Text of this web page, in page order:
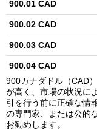
900.01 CAD
900.02 CAD
900.03 CAD
900.04 CAD
900.05 CAD
900.06 CAD
900.07 CAD
900カナダドル（CAD
が高く、市場の状況に
引を行う前に正確な情
の専門家、または公的
お勧めします。